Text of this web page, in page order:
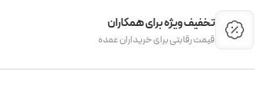
تخفیف ویژه برای همکاران
قیمت‌ رقابتی برای خریداران عمده